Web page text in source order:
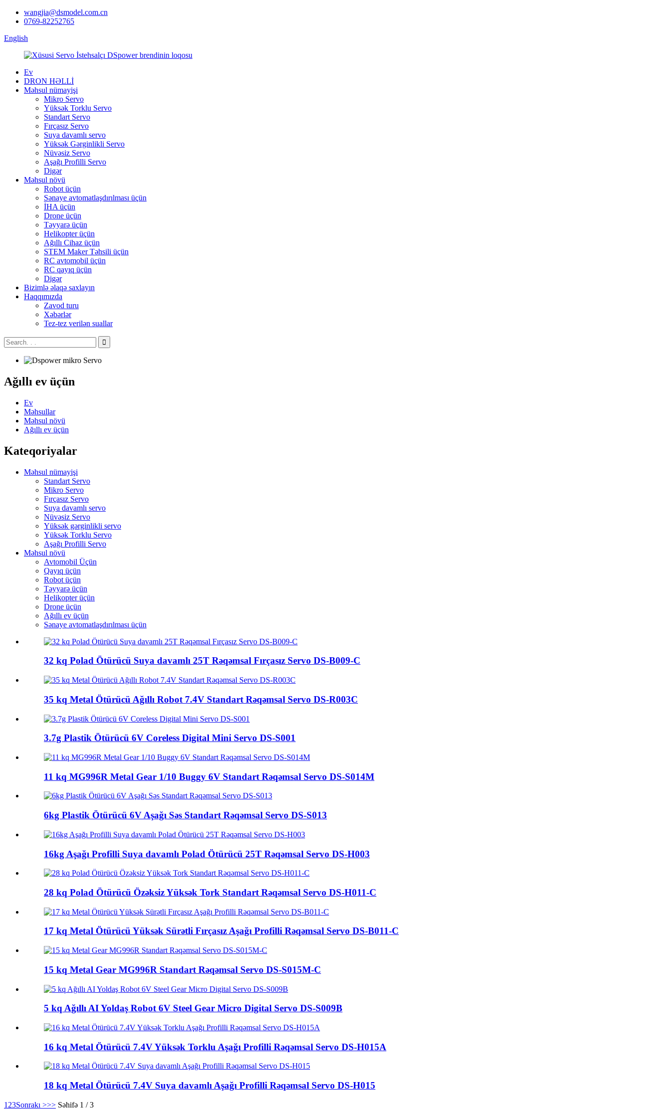
wangjia@dsmodel.com.cn
0769-82252765
English
Ev
DRON HƏLLİ
Məhsul nümayişi
Mikro Servo
Yüksək Torklu Servo
Standart Servo
Fırçasız Servo
Suya davamlı servo
Yüksək Gərginlikli Servo
Nüvəsiz Servo
Aşağı Profilli Servo
Digər
Məhsul növü
Robot üçün
Sənaye avtomatlaşdırılması üçün
İHA üçün
Drone üçün
Təyyarə üçün
Helikopter üçün
Ağıllı Cihaz üçün
STEM Maker Təhsili üçün
RC avtomobil üçün
RC qayıq üçün
Digər
Bizimlə əlaqə saxlayın
Haqqımızda
Zavod turu
Xəbərlər
Tez-tez verilən suallar
Ağıllı ev üçün
Ev
Məhsullar
Məhsul növü
Ağıllı ev üçün
Kateqoriyalar
Məhsul nümayişi
Standart Servo
Mikro Servo
Fırçasız Servo
Suya davamlı servo
Nüvəsiz Servo
Yüksək gərginlikli servo
Yüksək Torklu Servo
Aşağı Profilli Servo
Məhsul növü
Avtomobil Üçün
Qayıq üçün
Robot üçün
Təyyarə üçün
Helikopter üçün
Drone üçün
Ağıllı ev üçün
Sənaye avtomatlaşdırılması üçün
32 kq Polad Ötürücü Suya davamlı 25T Rəqəmsal Fırçasız Servo DS-B009-C
35 kq Metal Ötürücü Ağıllı Robot 7.4V Standart Rəqəmsal Servo DS-R003C
3.7g Plastik Ötürücü 6V Coreless Digital Mini Servo DS-S001
11 kq MG996R Metal Gear 1/10 Buggy 6V Standart Rəqəmsal Servo DS-S014M
6kg Plastik Ötürücü 6V Aşağı Səs Standart Rəqəmsal Servo DS-S013
16kg Aşağı Profilli Suya davamlı Polad Ötürücü 25T Rəqəmsal Servo DS-H003
28 kq Polad Ötürücü Özəksiz Yüksək Tork Standart Rəqəmsal Servo DS-H011-C
17 kq Metal Ötürücü Yüksək Sürətli Fırçasız Aşağı Profilli Rəqəmsal Servo DS-B011-C
15 kq Metal Gear MG996R Standart Rəqəmsal Servo DS-S015M-C
5 kq Ağıllı AI Yoldaş Robot 6V Steel Gear Micro Digital Servo DS-S009B
16 kq Metal Ötürücü 7.4V Yüksək Torklu Aşağı Profilli Rəqəmsal Servo DS-H015A
18 kq Metal Ötürücü 7.4V Suya davamlı Aşağı Profilli Rəqəmsal Servo DS-H015
1 23Sonrakı >>> Səhifə 1 / 3